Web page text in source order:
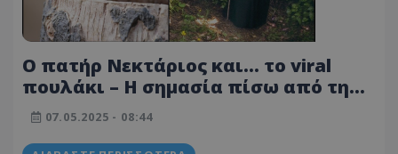
Ο πατήρ Νεκτάριος και… το viral
πουλάκι – Η σημασία πίσω από τη
φωτογραφία και η σχέση με τον Άγιο
Παΐσιο
07.05.2025 - 08:44